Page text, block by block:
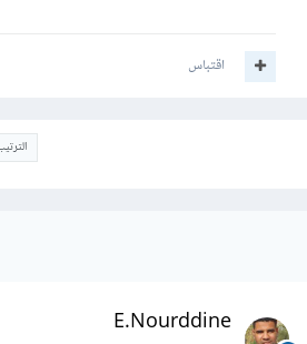
اقتباس
E.Nourddine